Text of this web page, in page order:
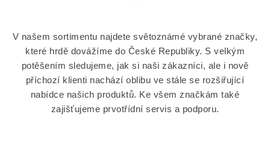
V našem sortimentu najdete světoznámé vybrané značky,
které hrdě dovážíme do České Republiky. S velkým
potěšením sledujeme, jak si naši zákazníci, ale i nově
příchozí klienti nachází oblibu ve stále se rozšiřující
nabídce našich produktů. Ke všem značkám také
zajišťujeme prvotřídní servis a podporu.